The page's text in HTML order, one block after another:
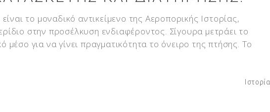
το μοναδικό αντικείμενο της Αεροπορικής Ιστορίας,
στην προσέλκυση ενδιαφέροντος. Σίγουρα μετράει το
μέσο για να γίνει πραγματικότητα το όνειρο της πτήσης. Το
Ιστορία